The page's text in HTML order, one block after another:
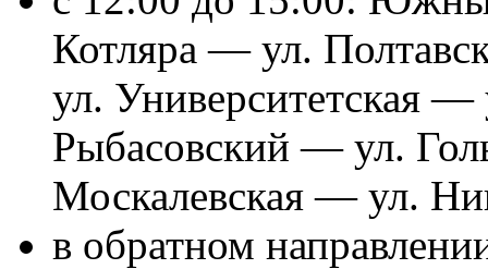
Котляра — ул.
ул. Университетская
Рыбасовский — ул.
Москалевская — ул.
в обратном